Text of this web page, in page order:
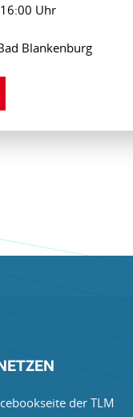
Uhr
Blankenburg
der TLM